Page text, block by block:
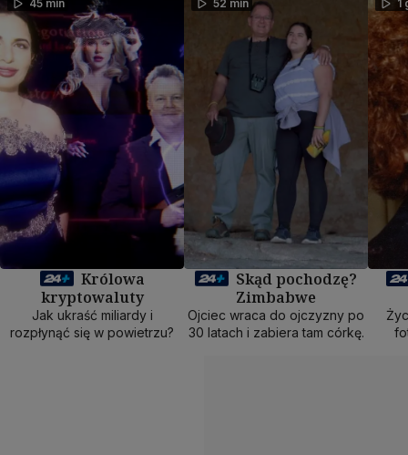
45 min
Królowa
kryptowaluty
Jak ukraść miliardy i
rozpłynąć się w powietrzu?
52 min
Skąd pochodzę?
Zimbabwe
Ojciec wraca do ojczyzny po
30 latach i zabiera tam córkę.
1